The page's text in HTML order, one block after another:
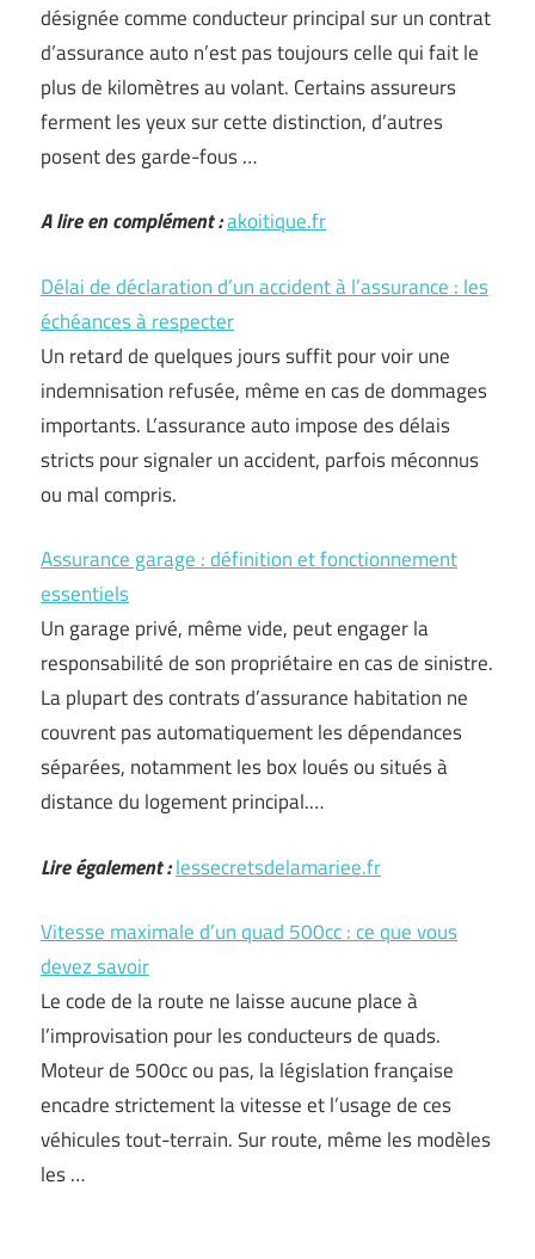
désignée comme conducteur principal sur un contrat
d’assurance auto n’est pas toujours celle qui fait le
plus de kilomètres au volant. Certains assureurs
ferment les yeux sur cette distinction, d’autres
posent des garde-fous …
A lire en complément :akoitique.fr
Délai de déclaration d’un accident à l’assurance : les
échéances à respecter
Un retard de quelques jours suffit pour voir une
indemnisation refusée, même en cas de dommages
importants. L’assurance auto impose des délais
stricts pour signaler un accident, parfois méconnus
ou mal compris.
Assurance garage : définition et fonctionnement
essentiels
Un garage privé, même vide, peut engager la
responsabilité de son propriétaire en cas de sinistre.
La plupart des contrats d’assurance habitation ne
couvrent pas automatiquement les dépendances
séparées, notamment les box loués ou situés à
distance du logement principal.…
Lire également :lessecretsdelamariee.fr
Vitesse maximale d’un quad 500cc : ce que vous
devez savoir
Le code de la route ne laisse aucune place à
l’improvisation pour les conducteurs de quads.
Moteur de 500cc ou pas, la législation française
encadre strictement la vitesse et l’usage de ces
véhicules tout-terrain. Sur route, même les modèles
les …